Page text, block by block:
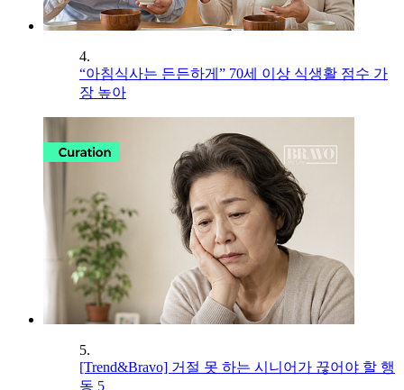
4.
“아침식사는 든든하게” 70세 이상 식생활 점수 가
장 높아
5.
[Trend&Bravo] 거절 못 하는 시니어가 끊어야 할 행
동 5